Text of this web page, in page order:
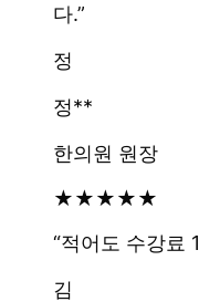
다.”
정
정**
한의원 원장
★★★★★
“적어도 수강료
김